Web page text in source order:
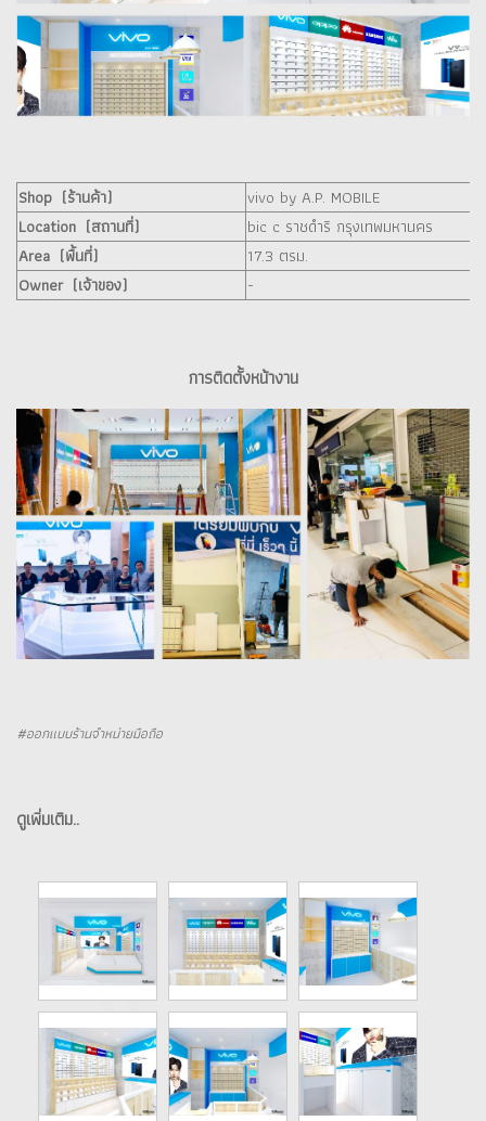
Shop (ร้านค้า)
vivo by A.P. MOBILE
Location (สถานที่)
bic c ราชดำริ กรุงเทพมหานคร
Area (พื้นที่)
17.3 ตรม.
Owner (เจ้าของ)
-
การติดตั้งหน้างาน
#ออกแบบร้านจำหน่ายมือถือ
ดูเพิ่มเติม..